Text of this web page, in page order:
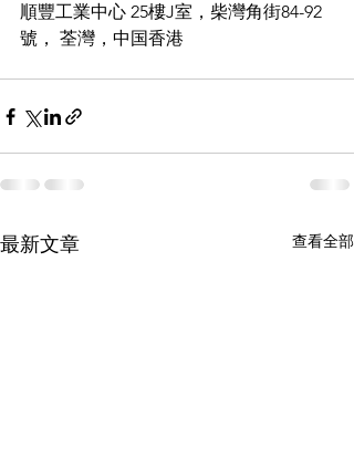
順豐工業中心 25樓J室，柴灣角街84-92
號， 荃灣，中国香港
最新文章 查看全部